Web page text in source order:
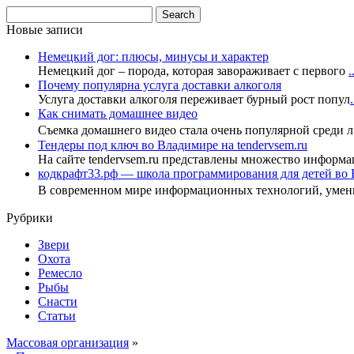
Новые записи
Немецкий дог: плюсы, минусы и характер
Немецкий дог – порода, которая завораживает с первого
Почему популярна услуга доставки алкоголя
Услуга доставки алкоголя переживает бурный рост попул
Как снимать домашнее видео
Съемка домашнего видео стала очень популярной среди
Тендеры под ключ во Владимире на tendervsem.ru
На сайте tendervsem.ru представлены множество
кодкрафт33.рф — школа программирования для детей во
В современном мире информационных технологий,
Рубрики
Звери
Охота
Ремесло
Рыбы
Снасти
Статьи
Массовая организация »